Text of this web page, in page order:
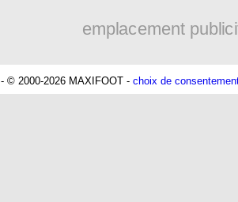
emplacement
- © 2000-2026 MAXIFOOT - choix de